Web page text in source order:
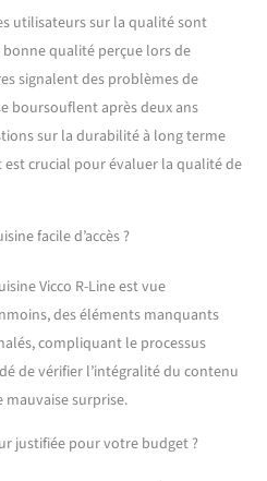
fabriqué en panneau de
particules de 16 mm avec
revêtement en résine
mélaminée. Le plan de
travail est en panneau de
particules de 28 mm.
CONTENU DE LIVRAISON :
montage, instructions de
contraire, les appareils
décorations ne sont pas
compris dans la livraison).
utilisateurs sur la qualité sont
qualité perçue lors de
signalent des problèmes de
boursouflent après deux ans
sur la durabilité à long terme
crucial pour évaluer la qualité de
facile d’accès ?
Vicco R-Line est vue
des éléments manquants
compliquant le processus
de vérifier l’intégralité du contenu
surprise.
justifiée pour votre budget ?